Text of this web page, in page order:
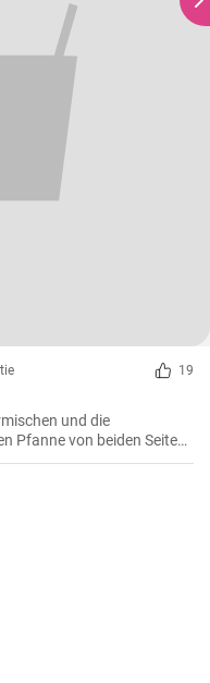
19
und die
Pfanne von beiden Seiten